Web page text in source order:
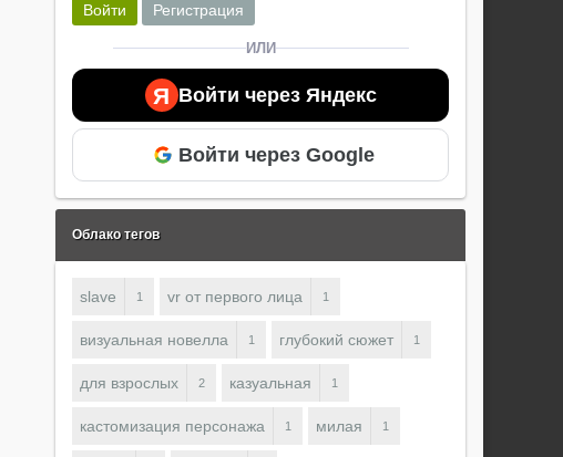
Войти Регистрация
ИЛИ
Я Войти через Яндекс
Войти через Google
Облако тегов
slave 1 vr от первого лица 1
визуальная новелла 1 глубокий сюжет 1
для взрослых 2 казуальная 1
кастомизация персонажа 1 милая 1